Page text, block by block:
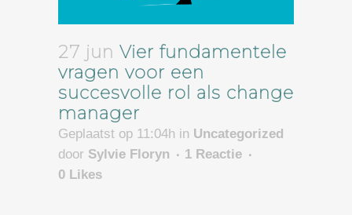
27 jun Vier fundamentele
vragen voor een
succesvolle rol als change
manager
Geplaatst op 11:04h in Uncategorized
door Sylvie Floryn
1 Reactie
0 Likes